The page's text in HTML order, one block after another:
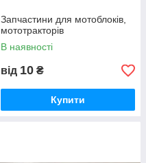
Запчастини для мотоблоків,
мототракторів
В наявності
від 10 ₴
Купити